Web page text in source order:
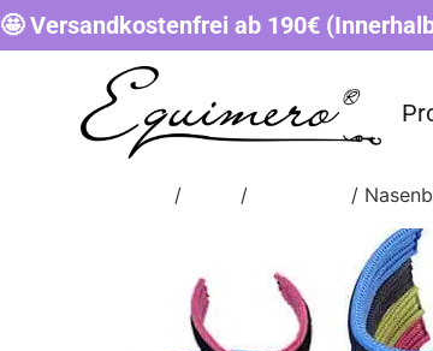
🤩 Versandkostenfrei ab 190€
/ / /